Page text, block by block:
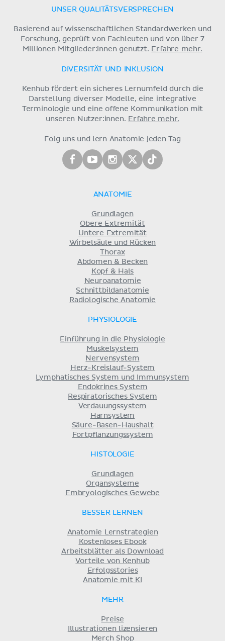
UNSER QUALITÄTSVERSPRECHEN
Basierend auf wissenschaftlichen Standardwerken und
Forschung, geprüft von Fachleuten und von über 7
Millionen Mitglieder:innen genutzt. Erfahre mehr.
DIVERSITÄT UND INKLUSION
Kenhub fördert ein sicheres Lernumfeld durch die
Darstellung diverser Modelle, eine integrative
Terminologie und eine offene Kommunikation mit
unseren Nutzer:innen. Erfahre mehr.
Folg uns und lern Anatomie jeden Tag
ANATOMIE
Grundlagen
Obere Extremität
Untere Extremität
Wirbelsäule und Rücken
Thorax
Abdomen & Becken
Kopf & Hals
Neuroanatomie
Schnittbildanatomie
Radiologische Anatomie
PHYSIOLOGIE
Einführung in die Physiologie
Muskelsystem
Nervensystem
Herz-Kreislauf-System
Lymphatisches System und Immunsystem
Endokrines System
Respiratorisches System
Verdauungssystem
Harnsystem
Säure-Basen-Haushalt
Fortpflanzungssystem
HISTOLOGIE
Grundlagen
Organsysteme
Embryologisches Gewebe
BESSER LERNEN
Anatomie Lernstrategien
Kostenloses Ebook
Arbeitsblätter als Download
Vorteile von Kenhub
Erfolgsstories
Anatomie mit KI
MEHR
Preise
Illustrationen lizensieren
Merch Shop